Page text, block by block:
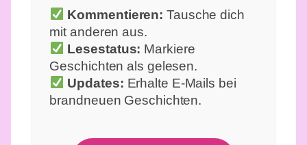
Kommentieren: Tausche dich
mit anderen aus.
Lesestatus: Markiere
Geschichten als gelesen.
Updates: Erhalte E-Mails bei
brandneuen Geschichten.